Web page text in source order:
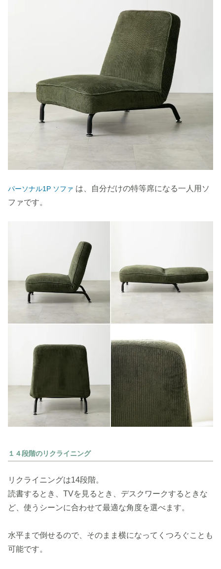
パーソナル1P ソファ は、自分だけの特等席になる一人用ソ
ファです。
１４段階のリクライニング
リクライニングは14段階。
読書するとき、TVを見るとき、デスクワークするときな
ど、使うシーンに合わせて最適な角度を選べます。
水平まで倒せるので、そのまま横になってくつろぐことも
可能です。